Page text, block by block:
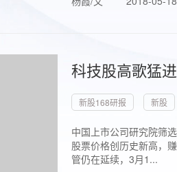
科技股高歌猛
新股168研报 新股
中国上市公司研究院筛
股票价格创历史新高，
管仍在延续，3月1...